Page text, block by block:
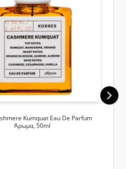
Kumquat Eau De Parfum
Άρωμα, 50ml